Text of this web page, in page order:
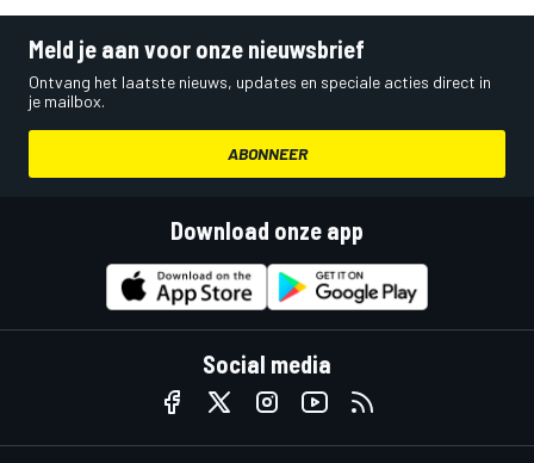
Meld je aan voor onze nieuwsbrief
Ontvang het laatste nieuws, updates en speciale acties direct in
je mailbox.
ABONNEER
Download onze app
Social media